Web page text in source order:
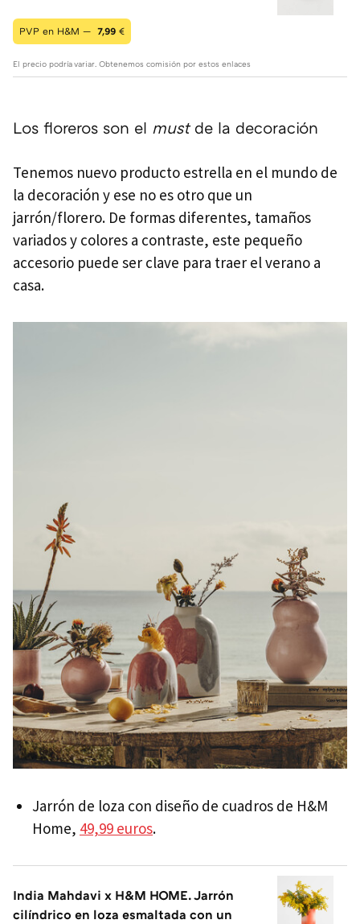
PVP en H&M — 7,99 €
El precio podría variar. Obtenemos comisión por estos enlaces
Los floreros son el mustde la decoración
Tenemos nuevo producto estrella en el mundo de
la decoración y ese no es otro que un
jarrón/florero. De formas diferentes, tamaños
variados y colores a contraste, este pequeño
accesorio puede ser clave para traer el verano a
casa.
Jarrón de loza con diseño de cuadros de H&M
Home, 49,99 euros.
India Mahdavi x H&M HOME. Jarrón
cilíndrico en loza esmaltada con un